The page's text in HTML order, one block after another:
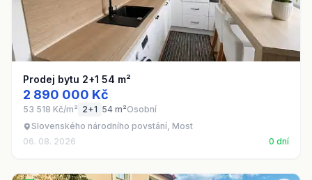
Prodej bytu 2+1 54 m²
2 890 000 Kč
53 518 Kč/m² 2+1 54 m²Osobní
Slovenského národního povstání, Most
06. 08. 2026
0 dní